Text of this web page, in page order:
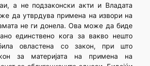
а не подзаконски акти и Владата
да утврдува примена на извори на
не ги донела. Ова може да биде
единствено кога за вакво нешто
овластена со закон, при што
за материјата на примена на